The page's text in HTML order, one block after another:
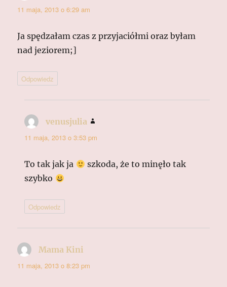
11 maja, 2013 o 6:29 am
Ja spędzałam czas z przyjaciółmi oraz byłam
nad jeziorem;]
Odpowiedz
venusjulia
11 maja, 2013 o 3:53 pm
To tak jak ja
szkoda, że to minęło tak
szybko
Odpowiedz
Mama Kini
11 maja, 2013 o 8:23 pm